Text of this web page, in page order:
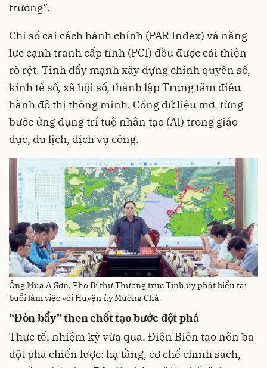
trưởng”.
Chỉ số cải cách hành chính (PAR Index) và năng
lực cạnh tranh cấp tỉnh (PCI) đều được cải thiện
rõ rệt. Tỉnh đẩy mạnh xây dựng chính quyền số,
kinh tế số, xã hội số, thành lập Trung tâm điều
hành đô thị thông minh, Cổng dữ liệu mở, từng
bước ứng dụng trí tuệ nhân tạo (AI) trong giáo
dục, du lịch, dịch vụ công.
Ông Mùa A Sơn, Phó Bí thư Thường trực Tỉnh ủy phát biểu tại
buổi làm việc với Huyện ủy Mường Chà.
“Đòn bẩy” then chốt tạo bước đột phá
Thực tế, nhiệm kỳ vừa qua, Điện Biên tạo nên ba
đột phá chiến lược: hạ tầng, cơ chế chính sách,